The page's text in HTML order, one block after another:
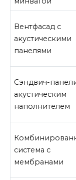
Вентфасад с
акустическими
панелями
Сэндвич-
акустическим
наполнителем
система с
мембранами